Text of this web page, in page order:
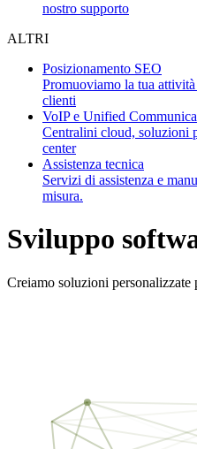
nostro supporto
ALTRI
Posizionamento SEO
Promuoviamo la tua
clienti
VoIP e Unified
Centralini cloud, soluzioni
center
Assistenza tecnica
Servizi di assistenza e
misura.
Sviluppo
Creiamo soluzioni